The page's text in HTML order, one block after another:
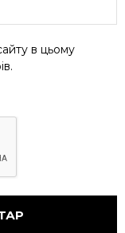
в цьому